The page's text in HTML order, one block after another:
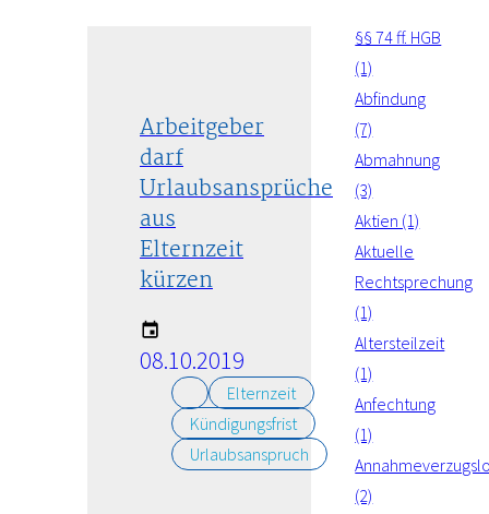
Arbeitgeber
darf
Urlaubsansprüche
aus
Elternzeit
kürzen
08.10.2019
Elternzeit
Kündigungsfrist
Urlaubsanspruch
§§ 74 ff. HGB
(1)
Abfindung
(7)
Abmahnung
(3)
Aktien (1)
Aktuelle
Rechtsprechung
(1)
Altersteilzeit
(1)
Anfechtung
(1)
(2)